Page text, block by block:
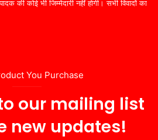
की कोई भी जिम्मेदारी नहीं होगी। सभी विवादों का
You Purchase
our mailing list
new updates!